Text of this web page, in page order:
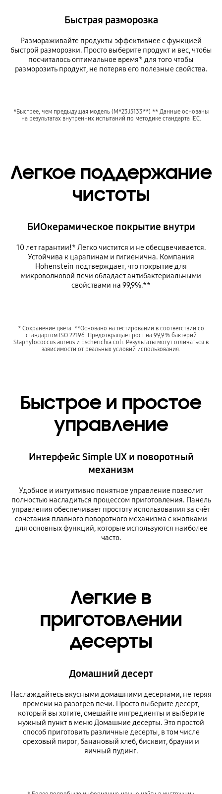
Быстрая разморозка
Размораживайте продукты эффективнее с функцией
быстрой разморозки. Просто выберите продукт и вес, чтобы
посчиталось оптимальное время* для того чтобы
разморозить продукт, не потеряв его полезные свойства.
*Быстрее, чем предыдущая модель (M*23J5133**) ** Данные основаны
на результатах внутренних испытаний по методике стандарта IEC.
Легкое поддержание
чистоты
БИОкерамическое покрытие внутри
10 лет гарантии!* Легко чистится и не обесцвечивается.
Устойчива к царапинам и гигиенична. Компания
Hohenstein подтверждает, что покрытие для
микроволновой печи обладает антибактериальными
свойствами на 99,9%.**
* Сохранение цвета. **Основано на тестировании в соответствии со
стандартом ISO 22196. Предотвращает рост на 99,9% бактерий
Staphylococcus aureus и Escherichia coli. Результаты могут отличаться в
зависимости от реальных условий использования.
Быстрое и простое
управление
Интерфейс Simple UX и поворотный
механизм
Удобное и интуитивно понятное управление позволит
полностью насладиться процессом приготовления. Панель
управления обеспечивает простоту использования за счёт
сочетания плавного поворотного механизма с кнопками
для основных функций, которые используются наиболее
часто.
Легкие в
приготовлении
десерты
Домашний десерт
Наслаждайтесь вкусными домашними десертами, не теряя
времени на разогрев печи. Просто выберите десерт,
который вы хотите, смешайте ингредиенты и выберите
нужный пункт в меню Домашние десерты. Это простой
способ приготовить различные десерты, в том числе
ореховый пирог, банановый хлеб, бисквит, брауни и
яичный пудинг.